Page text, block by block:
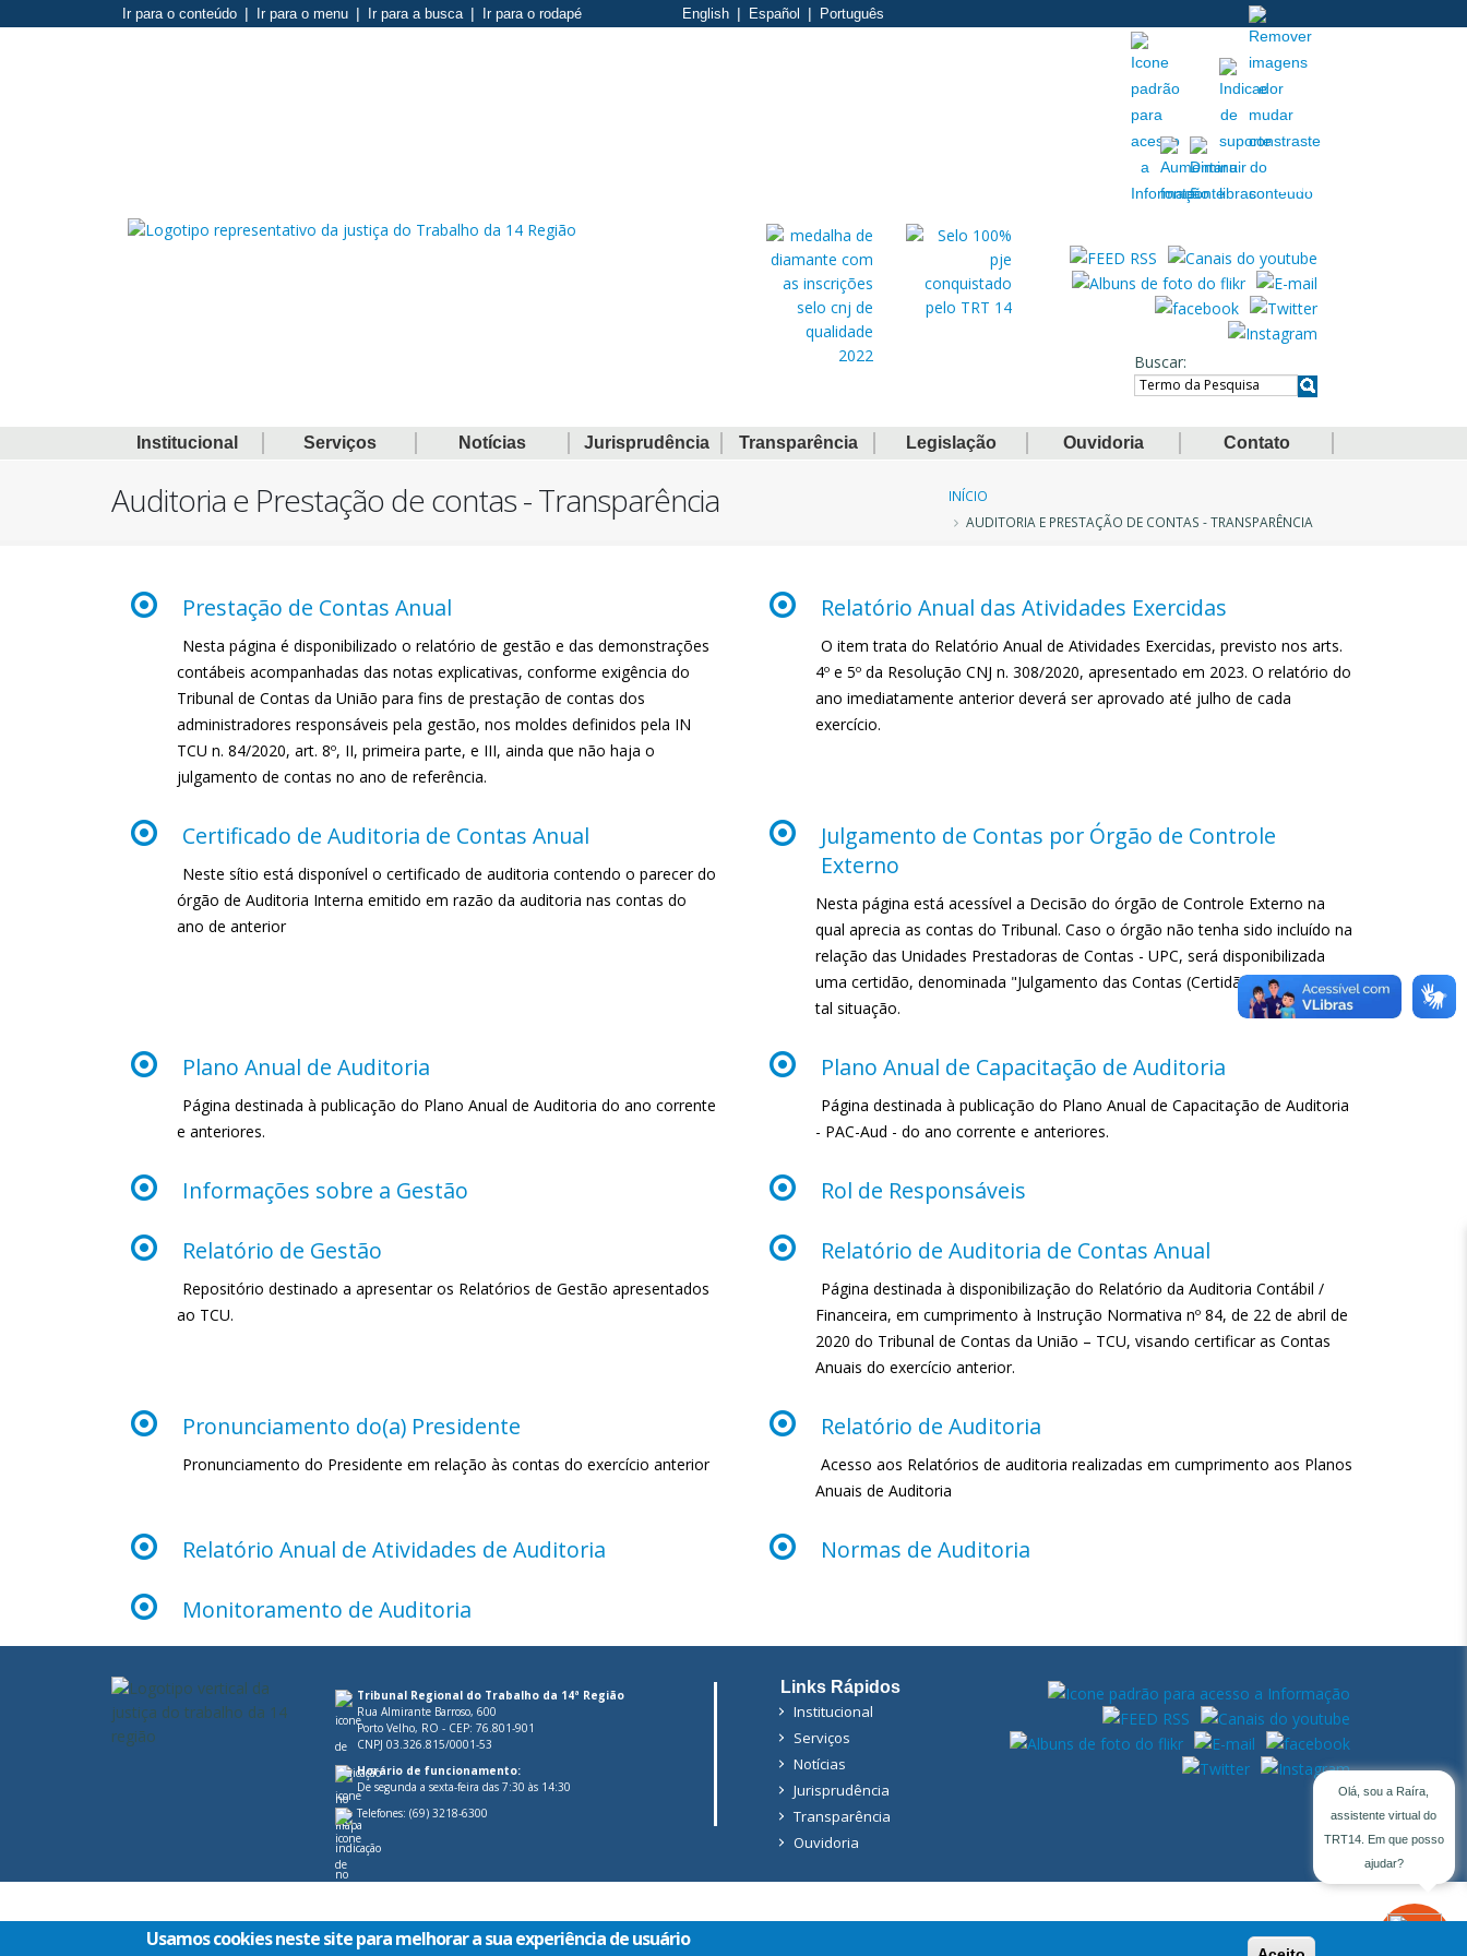
Ir para o conteúdo Ir para o menu Ir para a busca Ir para o rodapé English Español Português
Extranet
Buscar
Institucional Serviços Notícias Jurisprudência Transparência Legislação Ouvidoria Contato
Auditoria e Prestação de contas - Transparência
Trilha
navegação
INÍCIO
AUDITORIA E PRESTAÇÃO DE CONTAS - TRANSPARÊNCIA
Prestação de Contas Anual
Nesta página é disponibilizado o relatório de gestão e das demonstrações
contábeis acompanhadas das notas explicativas, conforme exigência do
Tribunal de Contas da União para fins de prestação de contas dos
administradores responsáveis pela gestão, nos moldes definidos pela IN
TCU n. 84/2020, art. 8º, II, primeira parte, e III, ainda que não haja o
julgamento de contas no ano de referência.
Relatório Anual das Atividades Exercidas
O item trata do Relatório Anual de Atividades Exercidas, previsto nos arts.
4º e 5º da Resolução CNJ n. 308/2020, apresentado em 2023. O relatório do
ano imediatamente anterior deverá ser aprovado até julho de cada
exercício.
Certificado de Auditoria de Contas Anual
Neste sítio está disponível o certificado de auditoria contendo o parecer do
órgão de Auditoria Interna emitido em razão da auditoria nas contas do
ano de anterior
Julgamento de Contas por Órgão de Controle
Externo
Nesta página está acessível a Decisão do órgão de Controle Externo na
qual aprecia as contas do Tribunal. Caso o órgão não tenha sido incluído na
relação das Unidades Prestadoras de Contas - UPC, será disponibilizada
uma certidão, denominada "Julgamento das Contas (Certidão)" que atesta
tal situação.
Plano Anual de Auditoria
Página destinada à publicação do Plano Anual de Auditoria do ano corrente
e anteriores.
Plano Anual de Capacitação de Auditoria
Página destinada à publicação do Plano Anual de Capacitação de Auditoria
- PAC-Aud - do ano corrente e anteriores.
Informações sobre a Gestão Rol de Responsáveis
Relatório de Gestão
Repositório destinado a apresentar os Relatórios de Gestão apresentados
ao TCU.
Relatório de Auditoria de Contas Anual
Página destinada à disponibilização do Relatório da Auditoria Contábil /
Financeira, em cumprimento à Instrução Normativa nº 84, de 22 de abril de
2020 do Tribunal de Contas da União – TCU, visando certificar as Contas
Anuais do exercício anterior.
Pronunciamento do(a) Presidente
Pronunciamento do Presidente em relação às contas do exercício anterior
Relatório de Auditoria
Acesso aos Relatórios de auditoria realizadas em cumprimento aos Planos
Anuais de Auditoria
Relatório Anual de Atividades de Auditoria Normas de Auditoria
Monitoramento de Auditoria
Tribunal Regional do Trabalho da 14ª Região
Rua Almirante Barroso, 600
Porto Velho, RO - CEP: 76.801-901
CNPJ 03.326.815/0001-53
Horário de funcionamento:
De segunda a sexta-feira das 7:30 às 14:30
Telefones: (69) 3218-6300
Links Rápidos
Institucional
Serviços
Notícias
Jurisprudência
Transparência
Ouvidoria
Assistente
Olá, sou a Raíra,
assistente virtual do
TRT14. Em que posso
ajudar?
Usamos cookies neste site para melhorar a sua experiência de usuário